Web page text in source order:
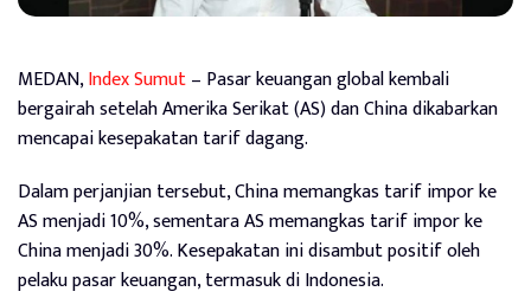
MEDAN,Index Sumut– Pasar keuangan global kembali
bergairah setelah Amerika Serikat (AS) dan China dikabarkan
mencapai kesepakatan tarif dagang.
Dalam perjanjian tersebut, China memangkas tarif impor ke
AS menjadi 10%, sementara AS memangkas tarif impor ke
China menjadi 30%. Kesepakatan ini disambut positif oleh
pelaku pasar keuangan, termasuk di Indonesia.